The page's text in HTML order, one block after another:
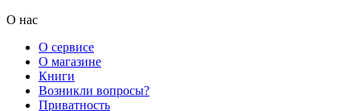
О нас
О сервисе
О магазине
Книги
Возникли вопросы?
Приватность